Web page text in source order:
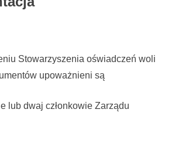
Stowarzyszenia oświadczeń woli
upoważnieni są
lub dwaj członkowie Zarządu